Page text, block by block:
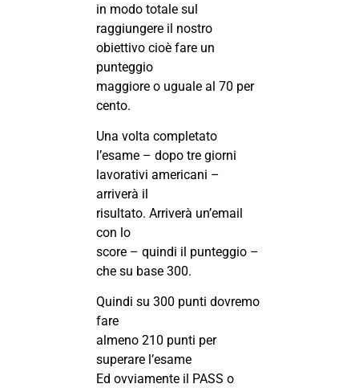
in modo totale sul
raggiungere il nostro
obiettivo cioè fare un
punteggio
maggiore o uguale al 70 per
cento.
Una volta completato
l’esame – dopo tre giorni
lavorativi americani –
arriverà il
risultato. Arriverà un’email
con lo
score – quindi il punteggio –
che su base 300.
Quindi su 300 punti dovremo
fare
almeno 210 punti per
superare l’esame
Ed ovviamente il PASS o